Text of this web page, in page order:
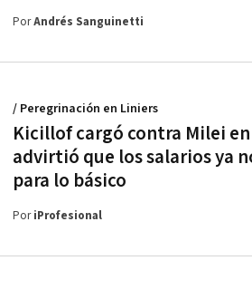
PorAndrés Sanguinetti
Kicillof cargó contra Milei en
advirtió que los salarios ya
para lo básico
/ Peregrinación en Liniers
PoriProfesional